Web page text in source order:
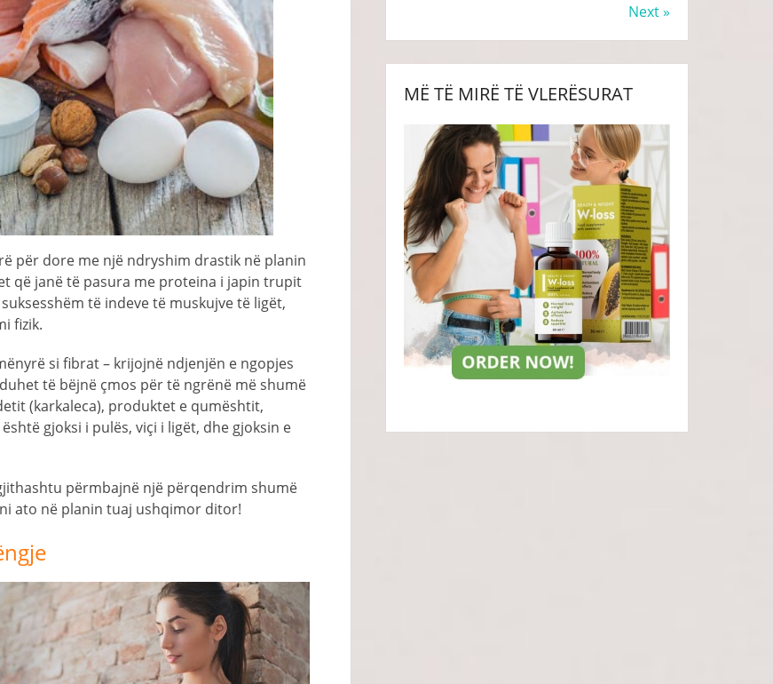
për dore me një ndryshim drastik në planin
që janë të pasura me proteina i japin trupit
të indeve të muskujve të ligët,
fizik.
si fibrat – krijojnë ndjenjën e ngopjes
të bëjnë çmos për të ngrënë më shumë
(karkaleca), produktet e qumështit,
gjoksi i pulës, viçi i ligët, dhe gjoksin e
përmbajnë një përqendrim shumë
ato në planin tuaj ushqimor ditor!
Next »
MË TË MIRË TË VLERËSURAT